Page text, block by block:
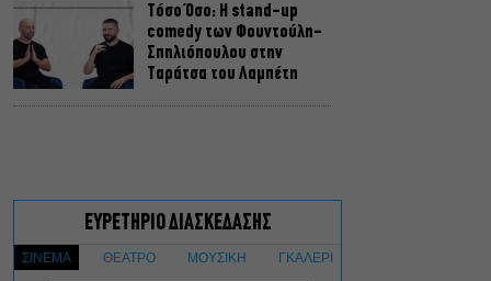
Τόσο Όσο: Η stand-up
comedy των Φουντούλη-
Σπηλιόπουλου στην
Ταράτσα του Λαμπέτη
σινεμά στην Ταράτσα του
Λαμπέτη